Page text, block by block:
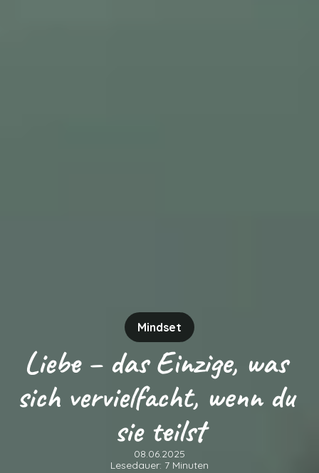
Mindset
Liebe – das Einzige, was
sich vervielfacht, wenn du
sie teilst
08.06.2025
Lesedauer: 7 Minuten